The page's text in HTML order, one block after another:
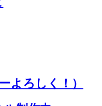
よろしく！）